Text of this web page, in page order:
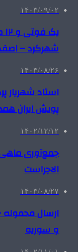
۱۴۰۳/۰۹/۰۲
شهرکرد –
۱۴۰۳/۰۸/۲۶
استاد شهریار
پویش ایران
۱۴۰۲/۱۲/۱۲
جمع‌آوری ماهی
الاجراست
۱۴۰۳/۰۸/۲۷
و سوریه